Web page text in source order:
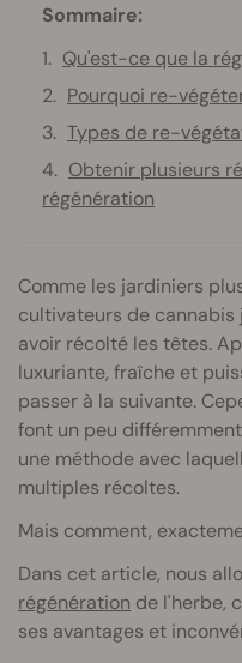
Sommaire:
Qu'est-ce que la
Pourquoi re-
Types de re-
Obtenir plusieurs
régénération
Comme les jardiniers
cultivateurs de
avoir récolté les têtes.
luxuriante, fraîche et
passer à la suivante.
font un peu
une méthode avec
multiples récoltes.
Mais comment,
Dans cet article, nous
régénération de l'herbe,
ses avantages et